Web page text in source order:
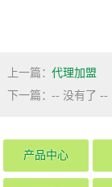
上一篇：代理加盟
下一篇：-- 没有了 --
产品中心